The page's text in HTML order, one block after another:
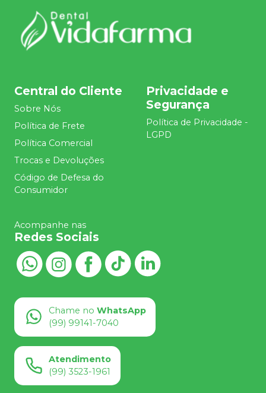
Central do Cliente
Sobre Nós
Política de Frete
Política Comercial
Trocas e Devoluções
Código de Defesa do
Consumidor
Privacidade e
Segurança
Política de Privacidade -
LGPD
Acompanhe nas
Redes Sociais
Chame no WhatsApp
(99) 99141-7040
Atendimento
(99) 3523-1961